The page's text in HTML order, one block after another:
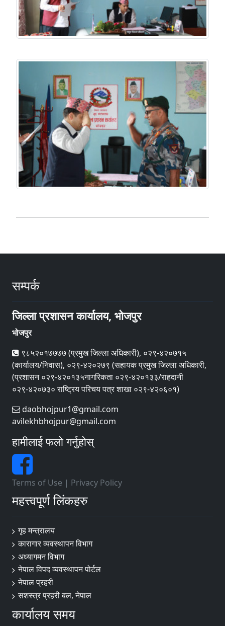
सम्पर्क
जिल्ला प्रशासन कार्यालय, भोजपुर
भोजपुर
९८५२०१७७७७ (प्रमुख जिल्ला अधिकारी), ०२९-४२०७१५
(कार्यालय/निवास), ०२९-४२०२७९ (सहायक प्रमुख जिल्ला अधिकारी,
(प्रशासन ०२९-४२०१३५नागरिकता ०२९-४२०१३३/राहदानी
०२९-४२०७३० राष्ट्रिय परिचय पत्र शाखा ०२९-४२०६०१)
daobhojpur1@gmail.com
avilekhbhojpur@gmail.com
हामीलाई फलो गर्नुहोस्
Terms of Use | Privacy Policy
महत्त्वपूर्ण लिंकहरु
गृह मन्त्रालय
कारागार व्यवस्थापन विभाग
अध्यागमन विभाग
नेपाल विपद व्यवस्थापन पोर्टल
नेपाल प्रहरी
सशस्त्र प्रहरी बल, नेपाल
कार्यालय समय